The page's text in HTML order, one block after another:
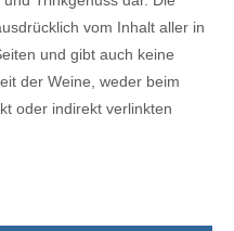
vom Inhalt aller in
und gibt auch keine
der Weine, weder beim
oder indirekt verlinkten